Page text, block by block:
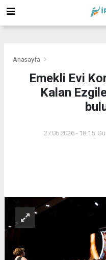
Anasayfa
Emekli Evi
Kalan
27.06.2026 - 18:15,